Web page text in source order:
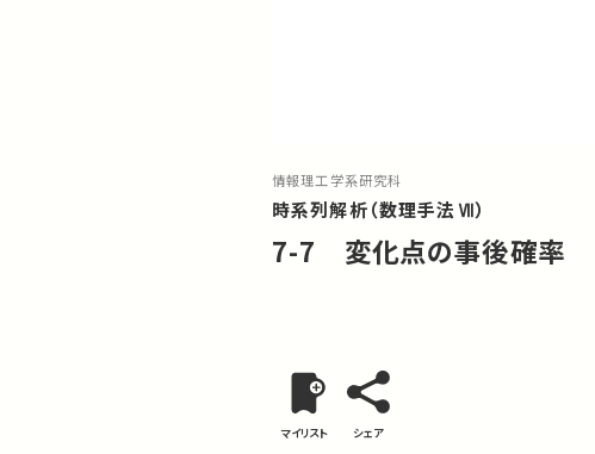
情報理工学系研究科
時系列解析（数理手法Ⅶ）
7-7 変化点の事後確率
マイリスト シェア